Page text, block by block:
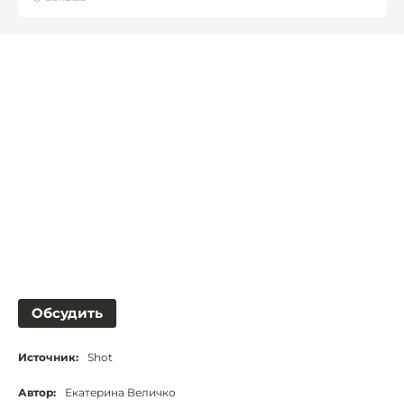
Обсудить
Источник: Shot
Автор: Екатерина Величко